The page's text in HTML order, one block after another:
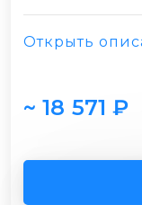
Открыть
~ 18 571 ₽